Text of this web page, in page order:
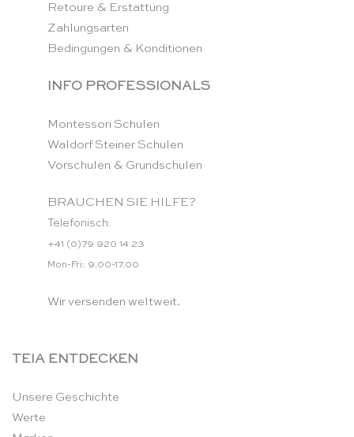
Retoure & Erstattung
Zahlungsarten
Bedingungen & Konditionen
INFO PROFESSIONALS
Montessori Schulen
Waldorf Steiner Schulen
Vorschulen & Grundschulen
BRAUCHEN SIE HILFE?
Telefonisch:
+41 (0)79 920 14 23
Mon-Fri: 9.00-17.00
Wir versenden weltweit.
TEIA ENTDECKEN
Unsere Geschichte
Werte